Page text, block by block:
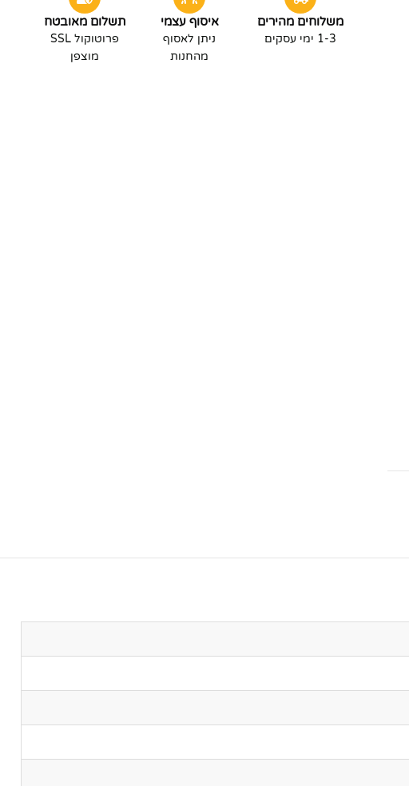
משלוחים מהירים
1-3 ימי עסקים
איסוף עצמי
ניתן לאסוף
מהחנות
תשלום מאובטח
פרוטוקול SSL
מוצפן